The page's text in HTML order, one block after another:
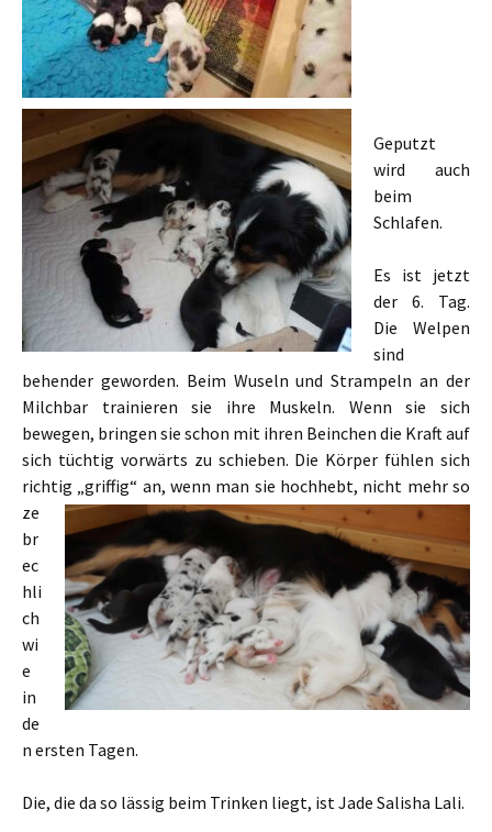
Geputzt
wird auch
beim
Schlafen.
Es ist jetzt
der 6. Tag.
Die Welpen
sind
behender geworden. Beim Wuseln und Strampeln an der
Milchbar trainieren sie ihre Muskeln. Wenn sie sich
bewegen, bringen sie schon mit ihren Beinchen die Kraft auf
sich tüchtig vorwärts zu schieben. Die Körper fühlen sich
richtig „griffig“ an, wenn man sie hochhebt, nicht mehr so
ze
br
ec
hli
ch
wi
e
in
de
n ersten Tagen.
Die, die da so lässig beim Trinken liegt, ist Jade Salisha Lali.